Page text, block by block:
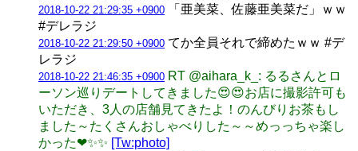
2018-10-22 21:29:35 +0900 「亜美菜、佐藤亜美菜だ」ｗｗ
#デレラジ
2018-10-22 21:29:50 +0900 てか全員それで締めたｗｗ #デ
レラジ
2018-10-22 21:46:35 +0900 RT @aihara_k_: るるさんとロ
ーソン巡りデートしてきました😍😍お店に撮影許可も
いただき、3人の店舗見てきたよ！のんびりお茶もし
ました～たくさんおしゃべりした～～めっっちゃ楽し
かった❤✨✨ [Tw:photo]